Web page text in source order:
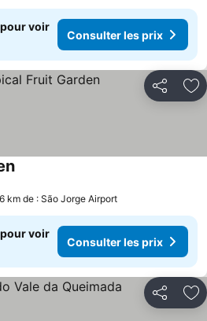
voir
Consulter les prix
Partager
km de : São Jorge Airport
voir
Consulter les prix
Partager